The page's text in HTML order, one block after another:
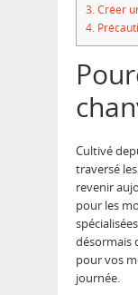
3.Créer
4.
Cultivé
traversé
revenir
pour les
désormais
pour vos
journée.